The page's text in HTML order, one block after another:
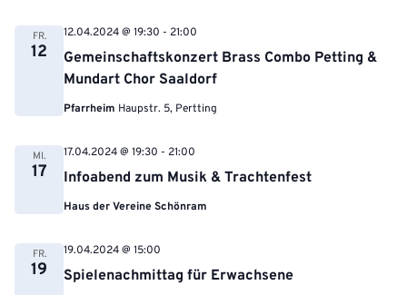
FR.
12
Gemeinschaftskonzert Brass Combo Petting &
Mundart Chor Saaldorf
12.04.2024 @ 19:30 - 21:00
Pfarrheim Haupstr. 5, Pertting
MI.
17 Infoabend zum Musik & Trachtenfest
17.04.2024 @ 19:30 - 21:00
Haus der Vereine Schönram
FR.
19 Spielenachmittag für Erwachsene
19.04.2024 @ 15:00